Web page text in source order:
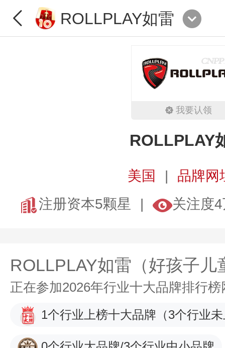
ROLLPLAY如雷
我要认领
ROLLPLAY
美国
品牌网
注册资本5颗星
关注度
ROLLPLAY如雷（好孩子儿
正在参加2026年行业十大品牌排行
1个行业上榜十大品牌 （3个行业